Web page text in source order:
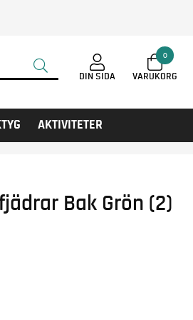
0
DIN SIDA
AKTIVITETER
Bak Grön (2)